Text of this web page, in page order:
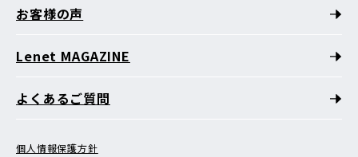
お客様の声
Lenet MAGAZINE
よくあるご質問
個人情報保護方針